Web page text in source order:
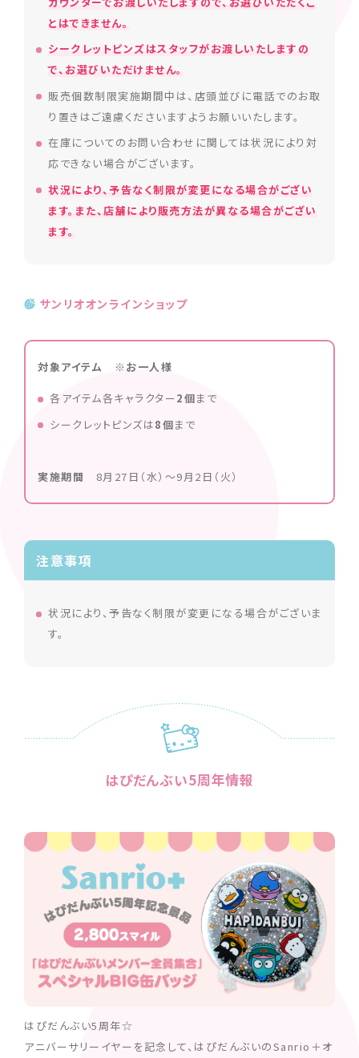
とはできません。
シークレットピンズはスタッフがお渡しいたしますの
で、お選びいただけません。
販売個数制限実施期間中は、店頭並びに電話でのお取
り置きはご遠慮くださいますようお願いいたします。
在庫についてのお問い合わせに関しては状況により対
応できない場合がございます。
状況により、予告なく制限が変更になる場合がござい
ます。また、店舗により販売方法が異なる場合がござい
ます。
サンリオオンラインショップ
対象アイテム ※お一人様
各アイテム各キャラクター2個まで
シークレットピンズは8個まで
実施期間 8月27日（水）～9月2日（火）
注意事項
状況により、予告なく制限が変更になる場合がございま
す。
はぴだんぶい5周年情報
はぴだんぶい5周年☆
アニバーサリーイヤーを記念して、はぴだんぶいのSanrio＋オ